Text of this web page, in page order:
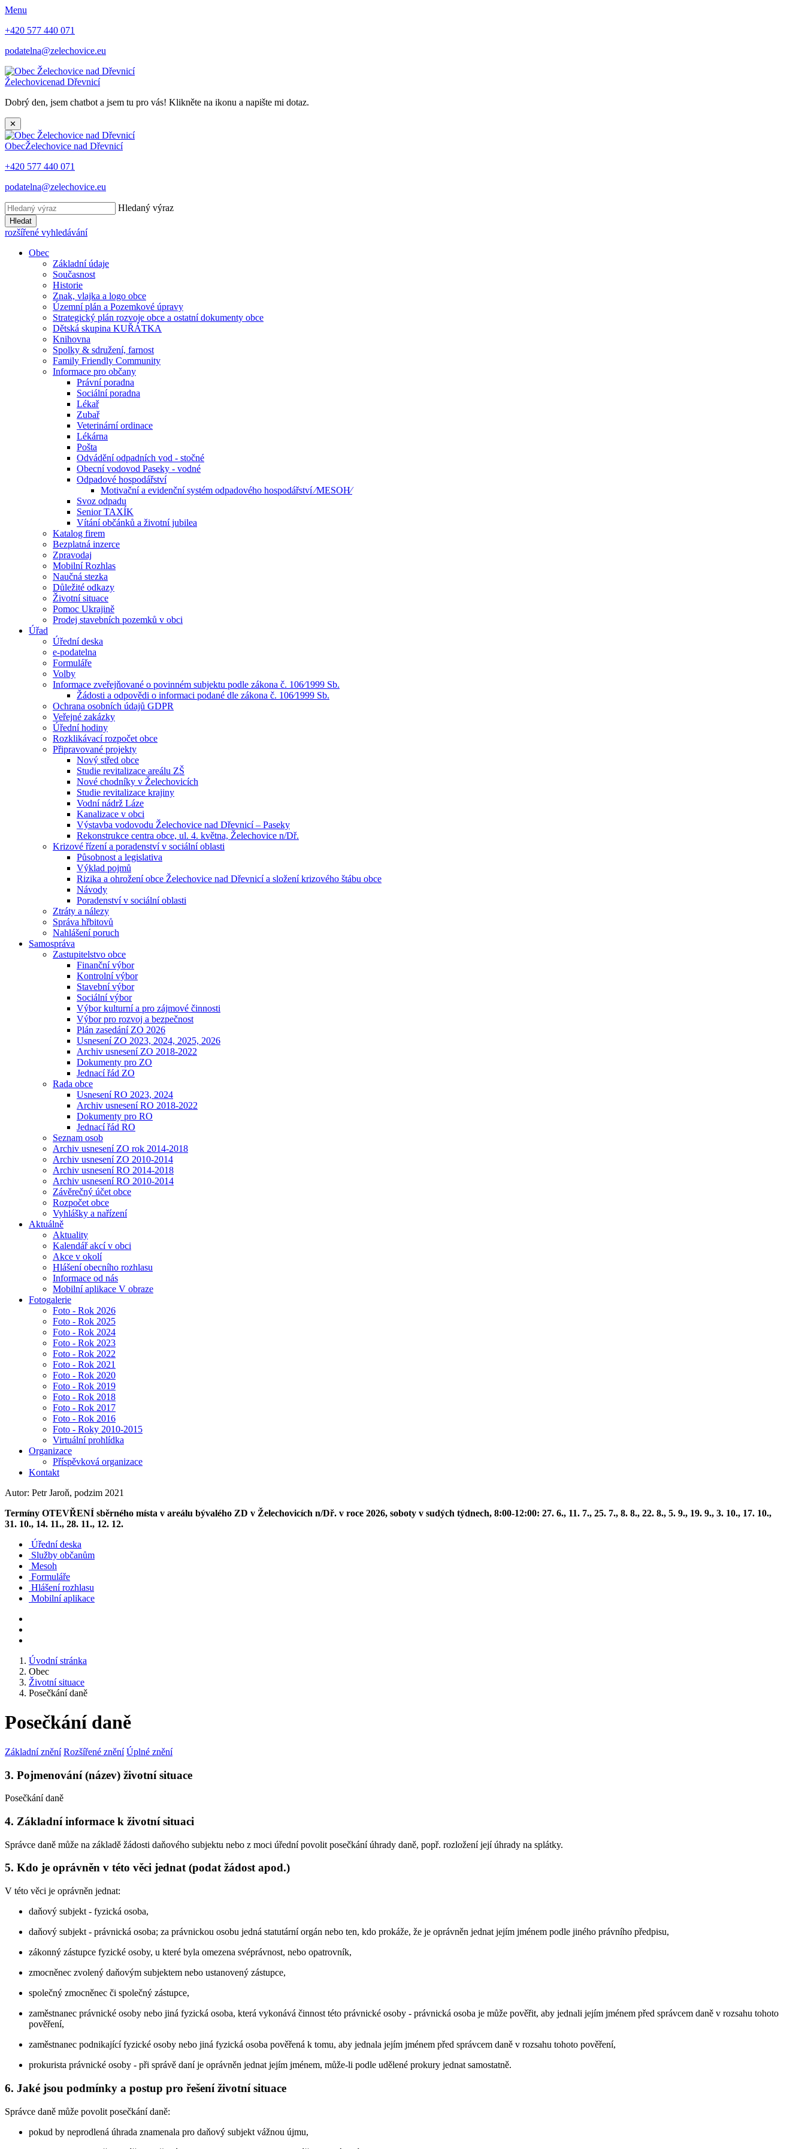
Menu
+420 577 440 071
podatelna@zelechovice.eu
Želechovicenad Dřevnicí
Dobrý den, jsem chatbot a jsem tu pro vás! Klikněte na ikonu a napište mi dotaz.
✕
ObecŽelechovice nad Dřevnicí
+420 577 440 071
podatelna@zelechovice.eu
Hledaný výraz
Hledat
rozšířené vyhledávání
Obec
Základní údaje
Současnost
Historie
Znak, vlajka a logo obce
Územní plán a Pozemkové úpravy
Strategický plán rozvoje obce a ostatní dokumenty obce
Dětská skupina KUŘÁTKA
Knihovna
Spolky & sdružení, farnost
Family Friendly Community
Informace pro občany
Právní poradna
Sociální poradna
Lékař
Zubař
Veterinární ordinace
Lékárna
Pošta
Odvádění odpadních vod - stočné
Obecní vodovod Paseky - vodné
Odpadové hospodářství
Motivační a evidenční systém odpadového hospodářství ⁄MESOH⁄
Svoz odpadu
Senior TAXÍK
Vítání občánků a životní jubilea
Katalog firem
Bezplatná inzerce
Zpravodaj
Mobilní Rozhlas
Naučná stezka
Důležité odkazy
Životní situace
Pomoc Ukrajině
Prodej stavebních pozemků v obci
Úřad
Úřední deska
e-podatelna
Formuláře
Volby
Informace zveřejňované o povinném subjektu podle zákona č. 106⁄1999 Sb.
Žádosti a odpovědi o informaci podané dle zákona č. 106⁄1999 Sb.
Ochrana osobních údajů GDPR
Veřejné zakázky
Úřední hodiny
Rozklikávací rozpočet obce
Připravované projekty
Nový střed obce
Studie revitalizace areálu ZŠ
Nové chodníky v Želechovicích
Studie revitalizace krajiny
Vodní nádrž Láze
Kanalizace v obci
Výstavba vodovodu Želechovice nad Dřevnicí – Paseky
Rekonstrukce centra obce, ul. 4. května, Želechovice n/Dř.
Krizové řízení a poradenství v sociální oblasti
Působnost a legislativa
Výklad pojmů
Rizika a ohrožení obce Želechovice nad Dřevnicí a složení krizového štábu obce
Návody
Poradenství v sociální oblasti
Ztráty a nálezy
Správa hřbitovů
Nahlášení poruch
Samospráva
Zastupitelstvo obce
Finanční výbor
Kontrolní výbor
Stavební výbor
Sociální výbor
Výbor kulturní a pro zájmové činnosti
Výbor pro rozvoj a bezpečnost
Plán zasedání ZO 2026
Usnesení ZO 2023, 2024, 2025, 2026
Archiv usnesení ZO 2018-2022
Dokumenty pro ZO
Jednací řád ZO
Rada obce
Usnesení RO 2023, 2024
Archiv usnesení RO 2018-2022
Dokumenty pro RO
Jednací řád RO
Seznam osob
Archiv usnesení ZO rok 2014-2018
Archiv usnesení ZO 2010-2014
Archiv usnesení RO 2014-2018
Archiv usnesení RO 2010-2014
Závěrečný účet obce
Rozpočet obce
Vyhlášky a nařízení
Aktuálně
Aktuality
Kalendář akcí v obci
Akce v okolí
Hlášení obecního rozhlasu
Informace od nás
Mobilní aplikace V obraze
Fotogalerie
Foto - Rok 2026
Foto - Rok 2025
Foto - Rok 2024
Foto - Rok 2023
Foto - Rok 2022
Foto - Rok 2021
Foto - Rok 2020
Foto - Rok 2019
Foto - Rok 2018
Foto - Rok 2017
Foto - Rok 2016
Foto - Roky 2010-2015
Virtuální prohlídka
Organizace
Příspěvková organizace
Kontakt
Autor: Petr Jaroň, podzim 2021
Termíny OTEVŘENÍ sběrného místa v areálu bývalého ZD v Želechovicích n/Dř. v roce 2026, soboty v sudých týdnech, 8:00-12:00: 27. 6., 11. 7., 25. 7., 8. 8., 22. 8., 5. 9., 19. 9., 3. 10., 17. 10.,
31. 10., 14. 11., 28. 11., 12. 12.
Úřední deska
Služby občanům
Mesoh
Formuláře
Hlášení rozhlasu
Mobilní aplikace
Úvodní stránka
Obec
Životní situace
Posečkání daně
Posečkání daně
Základní znění Rozšířené znění Úplné znění
3. Pojmenování (název) životní situace
Posečkání daně
4. Základní informace k životní situaci
Správce daně může na základě žádosti daňového subjektu nebo z moci úřední povolit posečkání úhrady daně, popř. rozložení její úhrady na splátky.
5. Kdo je oprávněn v této věci jednat (podat žádost apod.)
V této věci je oprávněn jednat:
daňový subjekt - fyzická osoba,
daňový subjekt - právnická osoba; za právnickou osobu jedná statutární orgán nebo ten, kdo prokáže, že je oprávněn jednat jejím jménem podle jiného právního předpisu,
zákonný zástupce fyzické osoby, u které byla omezena svéprávnost, nebo opatrovník,
zmocněnec zvolený daňovým subjektem nebo ustanovený zástupce,
společný zmocněnec či společný zástupce,
zaměstnanec právnické osoby nebo jiná fyzická osoba, která vykonává činnost této právnické osoby - právnická osoba je může pověřit, aby jednali jejím jménem před správcem daně v rozsahu tohoto
pověření,
zaměstnanec podnikající fyzické osoby nebo jiná fyzická osoba pověřená k tomu, aby jednala jejím jménem před správcem daně v rozsahu tohoto pověření,
prokurista právnické osoby - při správě daní je oprávněn jednat jejím jménem, může-li podle udělené prokury jednat samostatně.
6. Jaké jsou podmínky a postup pro řešení životní situace
Správce daně může povolit posečkání daně:
pokud by neprodlená úhrada znamenala pro daňový subjekt vážnou újmu,